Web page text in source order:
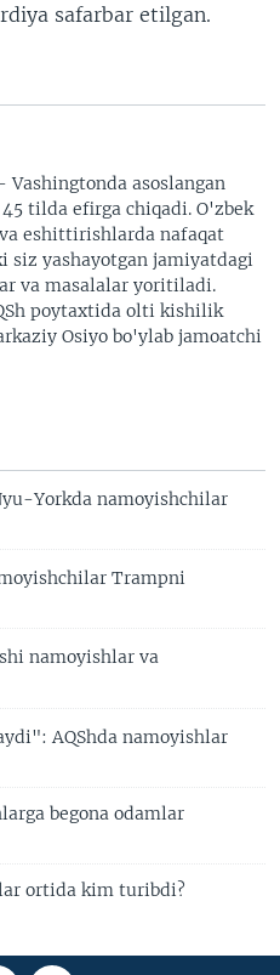
safarbar etilgan.
asoslangan
tilda efirga chiqadi. O'zbek
eshittirishlarda nafaqat
siz yashayotgan jamiyatdagi
va masalalar yoritiladi.
poytaxtida olti kishilik
Osiyo bo'ylab jamoatchi
Yorkda namoyishchilar
Trampni
namoyishlar va
AQShda namoyishlar
begona odamlar
ortida kim turibdi?